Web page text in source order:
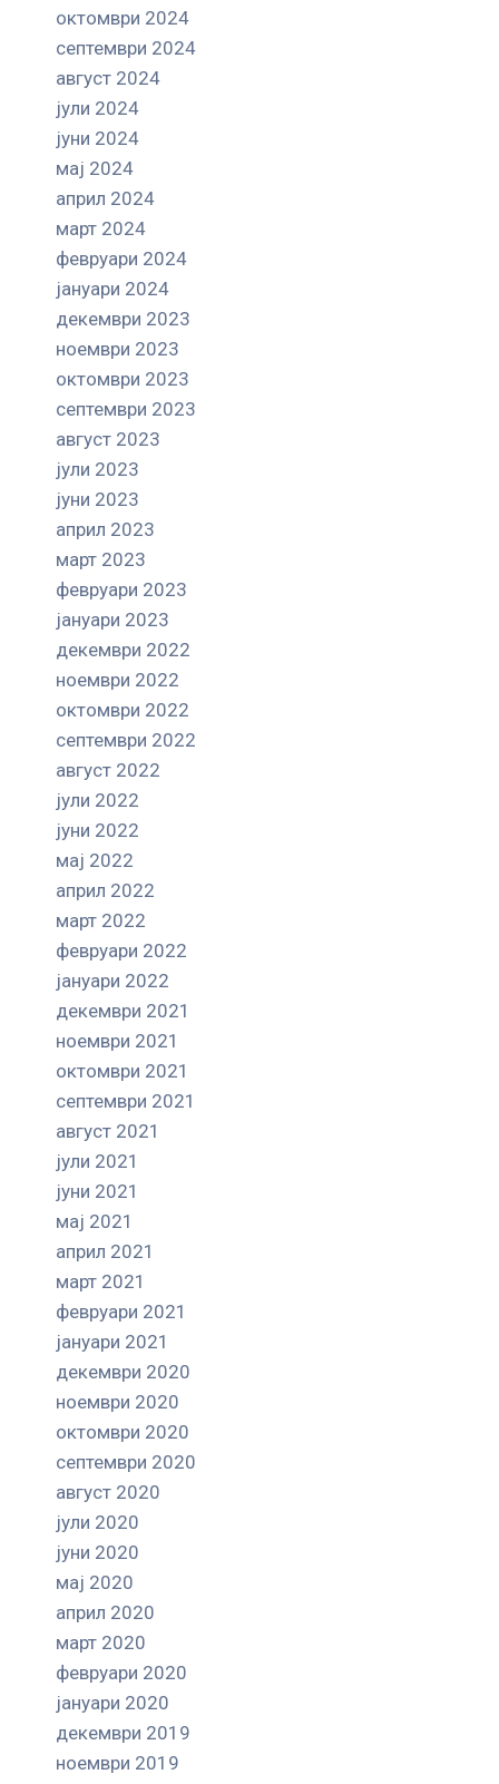
октомври 2024
септември 2024
август 2024
јули 2024
јуни 2024
мај 2024
април 2024
март 2024
февруари 2024
јануари 2024
декември 2023
ноември 2023
октомври 2023
септември 2023
август 2023
јули 2023
јуни 2023
април 2023
март 2023
февруари 2023
јануари 2023
декември 2022
ноември 2022
октомври 2022
септември 2022
август 2022
јули 2022
јуни 2022
мај 2022
април 2022
март 2022
февруари 2022
јануари 2022
декември 2021
ноември 2021
октомври 2021
септември 2021
август 2021
јули 2021
јуни 2021
мај 2021
април 2021
март 2021
февруари 2021
јануари 2021
декември 2020
ноември 2020
октомври 2020
септември 2020
август 2020
јули 2020
јуни 2020
мај 2020
април 2020
март 2020
февруари 2020
јануари 2020
декември 2019
ноември 2019